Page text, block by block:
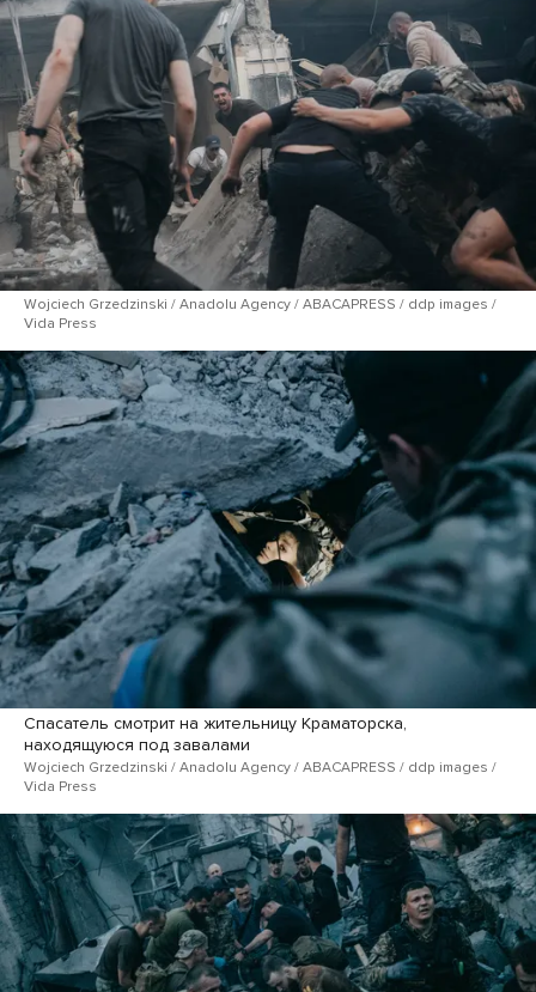
Wojciech Grzedzinski / Anadolu Agency / ABACAPRESS / ddp images /
Vida Press
Спасатель смотрит на жительницу Краматорска,
находящуюся под завалами
Wojciech Grzedzinski / Anadolu Agency / ABACAPRESS / ddp images /
Vida Press